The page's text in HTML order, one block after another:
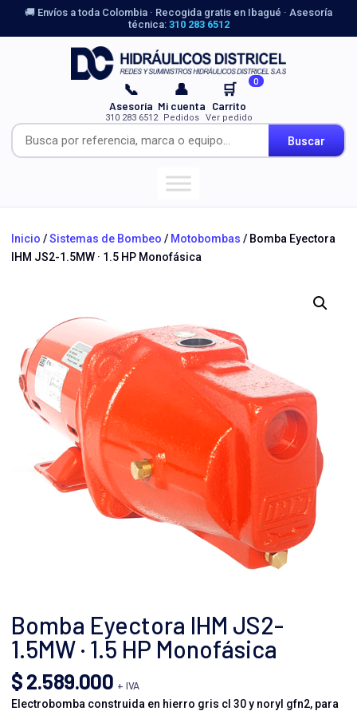
🚚 Envíos a toda Colombia · Recogida gratis en Ibagué · Asesoría
técnica: 310 283 6512
Buscar
📞
Asesoría
310 283 6512
👤
Mi cuenta
Pedidos
🛒 0
Carrito
Ver pedido
Inicio /Sistemas de Bombeo / Motobombas / Bomba Eyectora
IHM JS2-1.5MW · 1.5 HP Monofásica
Bomba Eyectora IHM JS2-
1.5MW · 1.5 HP Monofásica
$2.589.000 + IVA
Electrobomba construida en hierro gris cl 30 y noryl gfn2, para